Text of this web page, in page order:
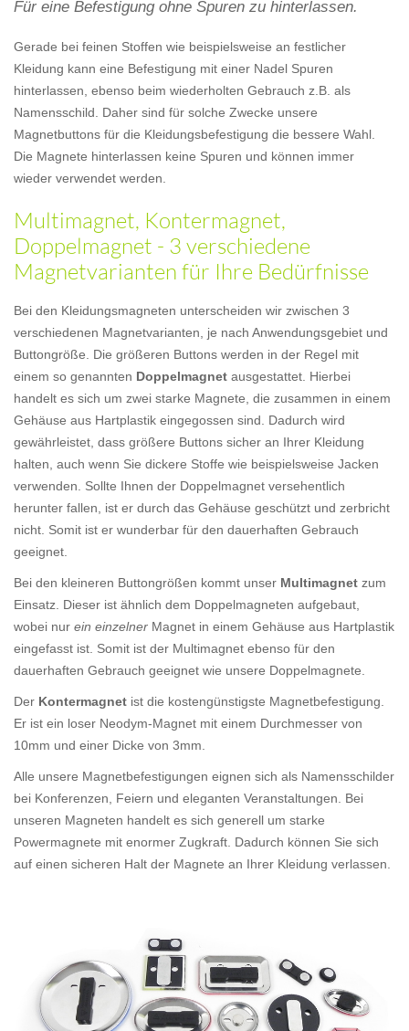
Für eine Befestigung ohne Spuren zu hinterlassen.
Gerade bei feinen Stoffen wie beispielsweise an festlicher
Kleidung kann eine Befestigung mit einer Nadel Spuren
hinterlassen, ebenso beim wiederholten Gebrauch z.B. als
Namensschild. Daher sind für solche Zwecke unsere
Magnetbuttons für die Kleidungsbefestigung die bessere Wahl.
Die Magnete hinterlassen keine Spuren und können immer
wieder verwendet werden.
Multimagnet, Kontermagnet,
Doppelmagnet - 3 verschiedene
Magnetvarianten für Ihre Bedürfnisse
Bei den Kleidungsmagneten unterscheiden wir zwischen 3
verschiedenen Magnetvarianten, je nach Anwendungsgebiet und
Buttongröße. Die größeren Buttons werden in der Regel mit
einem so genannten Doppelmagnet ausgestattet. Hierbei
handelt es sich um zwei starke Magnete, die zusammen in einem
Gehäuse aus Hartplastik eingegossen sind. Dadurch wird
gewährleistet, dass größere Buttons sicher an Ihrer Kleidung
halten, auch wenn Sie dickere Stoffe wie beispielsweise Jacken
verwenden. Sollte Ihnen der Doppelmagnet versehentlich
herunter fallen, ist er durch das Gehäuse geschützt und zerbricht
nicht. Somit ist er wunderbar für den dauerhaften Gebrauch
geeignet.
Bei den kleineren Buttongrößen kommt unser Multimagnet zum
Einsatz. Dieser ist ähnlich dem Doppelmagneten aufgebaut,
wobei nur ein einzelner Magnet in einem Gehäuse aus Hartplastik
eingefasst ist. Somit ist der Multimagnet ebenso für den
dauerhaften Gebrauch geeignet wie unsere Doppelmagnete.
Der Kontermagnet ist die kostengünstigste Magnetbefestigung.
Er ist ein loser Neodym-Magnet mit einem Durchmesser von
10mm und einer Dicke von 3mm.
Alle unsere Magnetbefestigungen eignen sich als Namensschilder
bei Konferenzen, Feiern und eleganten Veranstaltungen. Bei
unseren Magneten handelt es sich generell um starke
Powermagnete mit enormer Zugkraft. Dadurch können Sie sich
auf einen sicheren Halt der Magnete an Ihrer Kleidung verlassen.